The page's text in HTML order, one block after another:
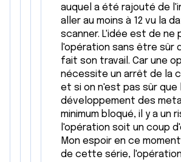
auquel a été rajouté de
aller au moins à 12 vu la
scanner. L'idée est de ne
l'opération sans être sûr
fait son travail. Car une
nécessite un arrêt de la
et si on n'est pas sûr que
développement des
minimum bloqué, il y a un
l'opération soit un coup
Mon espoir en ce
de cette série,